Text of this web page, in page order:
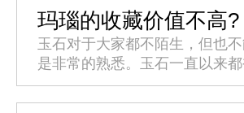
独特玛瑙品种。品质优良的盐源
原料价格丝毫不逊于南红，立意
巧、雕工精良的成品更是价格
升...
玛瑙的收藏价值不高?
玉石对于大家都不陌生，但也
是非常的熟悉。玉石一直以来
之为名贵物品，但其实被叫做
未必都名贵，就像玛瑙来说吧